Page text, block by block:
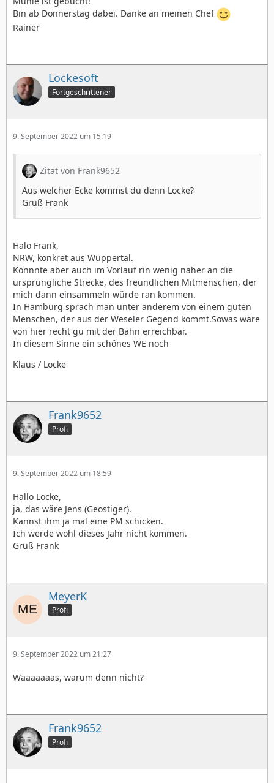
Bin ab Donnerstag dabei. Danke an meinen Chef
Rainer
Lockesoft
Fortgeschrittener
9. September 2022 um 15:19
Zitat von Frank9652
Aus welcher Ecke kommst du denn Locke?
Gruß Frank
Halo Frank,
NRW, konkret aus Wuppertal.
Könnnte aber auch im Vorlauf rin wenig näher an die
ursprüngliche Strecke, des freundlichen Mitmenschen, der
mich dann einsammeln würde ran kommen.
In Hamburg sprach man unter anderem von einem guten
Menschen, der aus der Weseler Gegend kommt.Sowas wäre
von hier recht gu mit der Bahn erreichbar.
In diesem Sinne ein schönes WE noch
Klaus / Locke
Frank9652
Profi
9. September 2022 um 18:59
Hallo Locke,
ja, das wäre Jens (Geostiger).
Kannst ihm ja mal eine PM schicken.
Ich werde wohl dieses Jahr nicht kommen.
Gruß Frank
MeyerK
Profi
9. September 2022 um 21:27
Waaaaaaas, warum denn nicht?
Frank9652
Profi